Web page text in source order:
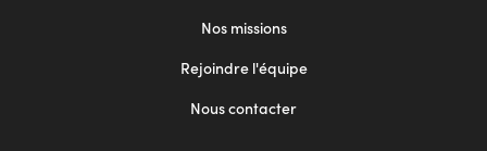
Nos missions
Rejoindre l'équipe
Nous contacter